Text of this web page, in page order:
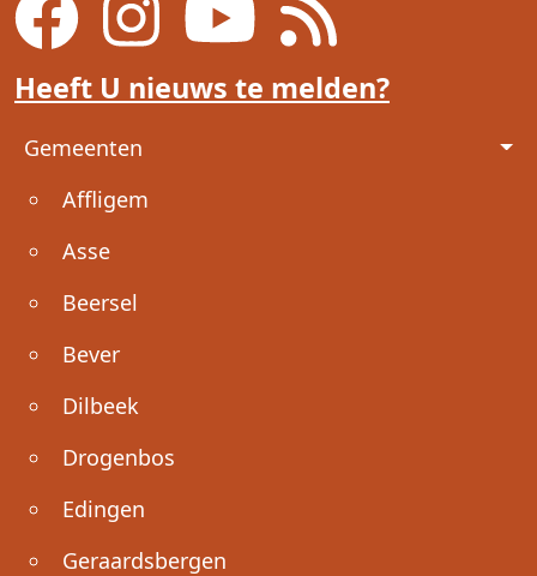
Heeft U nieuws te melden?
Voet
Gemeenten
Affligem
Asse
Beersel
Bever
Dilbeek
Drogenbos
Edingen
Geraardsbergen